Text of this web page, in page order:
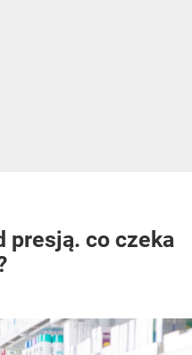
presją. co czeka